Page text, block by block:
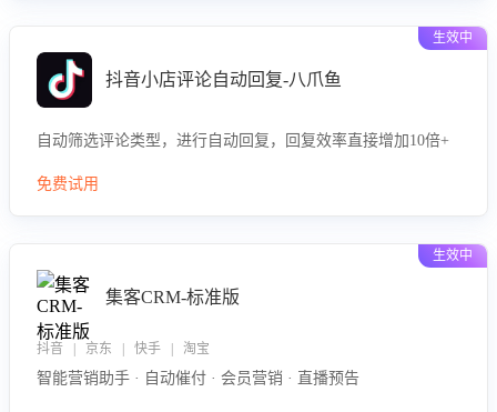
生效中
抖音小店评论自动回复-八爪鱼
自动筛选评论类型，进行自动回复，回复效率直接增加10倍+
免费试用
生效中
集客CRM-标准版
抖音 | 京东 | 快手 | 淘宝
智能营销助手 · 自动催付 · 会员营销 · 直播预告